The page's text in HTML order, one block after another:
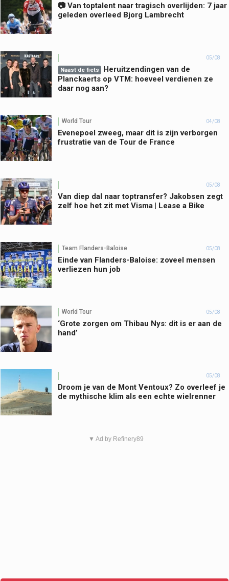
📷 Van toptalent naar tragisch overlijden: 7 jaar
geleden overleed Bjorg Lambrecht
05/08
Naast de fiets
Heruitzendingen van de
Planckaerts op VTM: hoeveel verdienen ze
daar nog aan?
World Tour 04/08
Evenepoel zweeg, maar dit is zijn verborgen
frustratie van de Tour de France
05/08
Van diep dal naar toptransfer? Jakobsen zegt
zelf hoe het zit met Visma | Lease a Bike
Team Flanders-Baloise 05/08
Einde van Flanders-Baloise: zoveel mensen
verliezen hun job
World Tour 05/08
‘Grote zorgen om Thibau Nys: dit is er aan de
hand’
05/08
Droom je van de Mont Ventoux? Zo overleef je
de mythische klim als een echte wielrenner
▼ Ad by Refinery89